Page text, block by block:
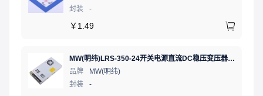
封装
-
￥ 1.49
MW(明纬)LRS-350-24开关电源直流DC稳压变压器监控24V 14.6A
品牌
MW(明纬)
封装
-